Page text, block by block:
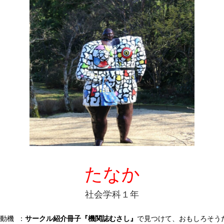
たなか
社会学科１年
機 ： サークル紹介冊子『機関誌むさし』 で見つけて、おもしろそう